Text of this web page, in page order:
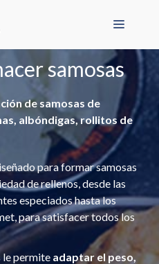
Menú
samosas
de samosas de
albóndigas, rollitos de
para formar samosas
de rellenos, desde las
especiados hasta los
para satisfacer todos los
le permite adaptar el peso,